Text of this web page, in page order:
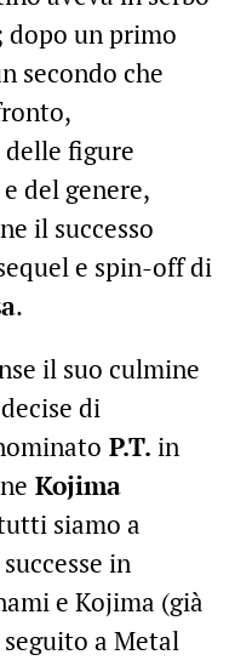
dopo un primo
secondo che
figure
del genere,
il successo
e spin-off di
.
il suo culmine
di
P.T. in
Kojima
siamo a
in
e Kojima (già
a Metal